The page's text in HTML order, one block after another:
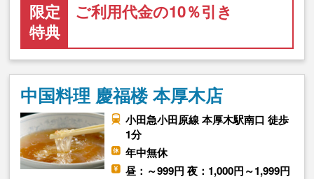
限定
特典
ご利用代金の10％引き
中国料理 慶福楼 本厚木店
小田急小田原線 本厚木駅南口 徒歩
1分
年中無休
昼：～999円 夜：1,000円～1,999円